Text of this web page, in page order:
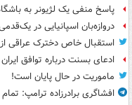
پاسخ منفی یک لژیونر به
دروازه‌بان اسپانیایی در
استقبال خاص دخترک عراقی از
ادعای بسنت درباره توافق ایران
ماموریت در حال پایان است!
افشاگری برادرزاده ترامپ: